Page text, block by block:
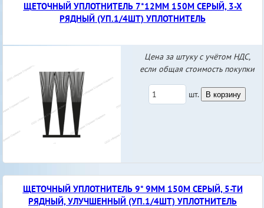
ЩЕТОЧНЫЙ УПЛОТНИТЕЛЬ 7*12ММ 150М СЕРЫЙ, 3-Х
РЯДНЫЙ (УП.1/4ШТ) УПЛОТНИТЕЛЬ
Цена за штуку с учётом НДС,
если общая стоимость покупки
шт. В корзину
ЩЕТОЧНЫЙ УПЛОТНИТЕЛЬ 9* 9ММ 150М СЕРЫЙ, 5-ТИ
РЯДНЫЙ, УЛУЧШЕННЫЙ (УП.1/4ШТ) УПЛОТНИТЕЛЬ